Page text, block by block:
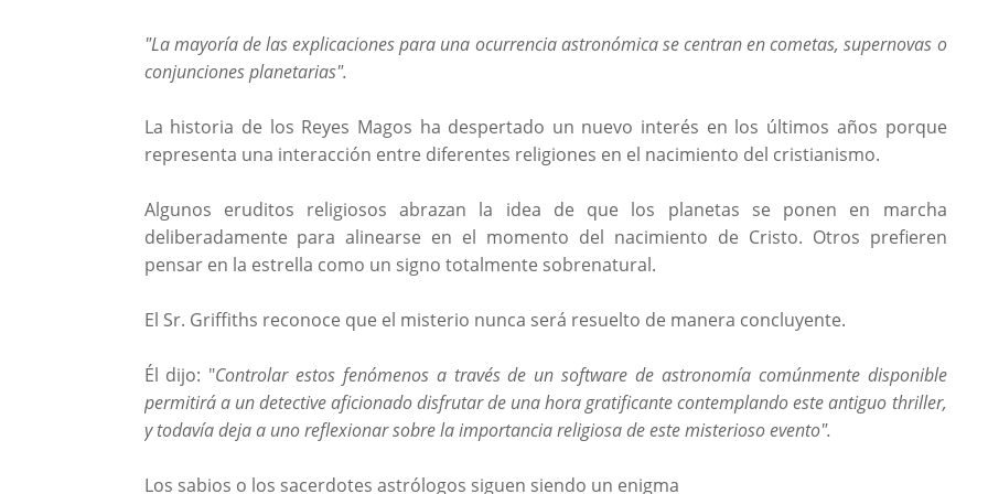
"La mayoría de las explicaciones para una ocurrencia astronómica se centran en cometas, supernovas o
conjunciones planetarias".
La historia de los Reyes Magos ha despertado un nuevo interés en los últimos años porque
representa una interacción entre diferentes religiones en el nacimiento del cristianismo.
Algunos eruditos religiosos abrazan la idea de que los planetas se ponen en marcha
deliberadamente para alinearse en el momento del nacimiento de Cristo. Otros prefieren
pensar en la estrella como un signo totalmente sobrenatural.
El Sr. Griffiths reconoce que el misterio nunca será resuelto de manera concluyente.
Él dijo: "Controlar estos fenómenos a través de un software de astronomía comúnmente disponible
permitirá a un detective aficionado disfrutar de una hora gratificante contemplando este antiguo thriller,
y todavía deja a uno reflexionar sobre la importancia religiosa de este misterioso evento".
Los sabios o los sacerdotes astrólogos siguen siendo un enigma